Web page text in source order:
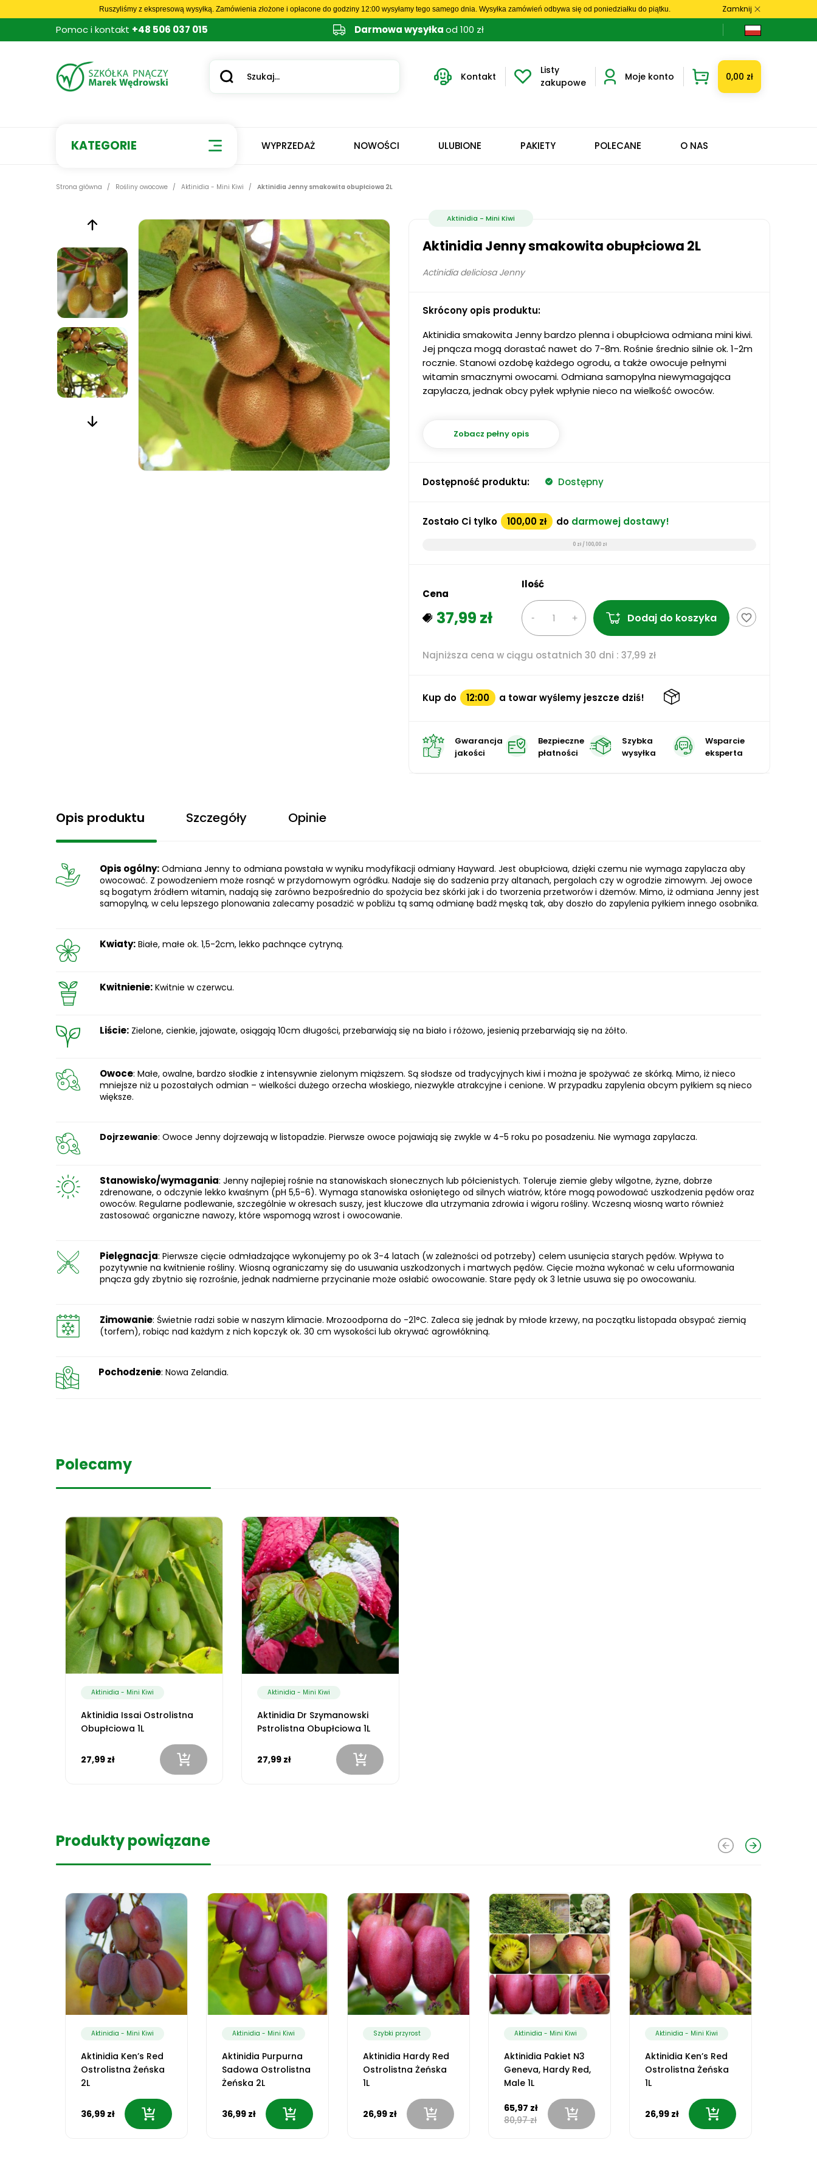
Ruszyliśmy z ekspresową wysyłką. Zamówienia złożone i opłacone do godziny 12:00 wysyłamy tego samego dnia. Wysyłka zamówień odbywa się od poniedziałku do piątku. Zamknij
Pomoc i kontakt +48 506 037 015 Darmowa wysyłkaod 100 zł
Kontakt
Listy
zakupowe
Moje konto 0,00 zł
KATEGORIE WYPRZEDAŻ NOWOŚCI ULUBIONE PAKIETY POLECANE O NAS
Strona główna Rośliny owocowe Aktinidia - Mini Kiwi Aktinidia Jenny smakowita obupłciowa 2L
Aktinidia - Mini Kiwi
Aktinidia Jenny smakowita obupłciowa 2L
Actinidia deliciosa Jenny
Skrócony opis produktu:
Aktinidia smakowita Jenny bardzo plenna i obupłciowa odmiana mini kiwi.
Jej pnącza mogą dorastać nawet do 7-8m. Rośnie średnio silnie ok. 1-2m
rocznie. Stanowi ozdobę każdego ogrodu, a także owocuje pełnymi
witamin smacznymi owocami. Odmiana samopylna niewymagająca
zapylacza, jednak obcy pyłek wpłynie nieco na wielkość owoców.
Zobacz pełny opis
Dostępność produktu: Dostępny
Zostało Ci tylko 100,00 zł do darmowej dostawy!
0 zł / 100,00 zł
Cena
37,99 zł
Ilość
Dodaj do koszyka favorite_border
Najniższa cena w ciągu ostatnich 30 dni : 37,99 zł
Kup do 12:00 a towar wyślemy jeszcze dziś!
Gwarancja
jakości
Bezpieczne
płatności
Szybka
wysyłka
Wsparcie
eksperta
Opis produktu Szczegóły Opinie
Opis ogólny: Odmiana Jenny to odmiana powstała w wyniku modyfikacji odmiany Hayward. Jest obupłciowa, dzięki czemu nie wymaga zapylacza aby
owocować. Z powodzeniem może rosnąć w przydomowym ogródku. Nadaje się do sadzenia przy altanach, pergolach czy w ogrodzie zimowym. Jej owoce
są bogatym źródłem witamin, nadają się zarówno bezpośrednio do spożycia bez skórki jak i do tworzenia przetworów i dżemów. Mimo, iż odmiana Jenny jest
samopylną, w celu lepszego plonowania zalecamy posadzić w pobliżu tą samą odmianę badź męską tak, aby doszło do zapylenia pyłkiem innego osobnika.
Kwiaty: Białe, małe ok. 1,5-2cm, lekko pachnące cytryną.
Kwitnienie: Kwitnie w czerwcu.
Liście: Zielone, cienkie, jajowate, osiągają 10cm długości, przebarwiają się na biało i różowo, jesienią przebarwiają się na żółto.
Owoce: Małe, owalne, bardzo słodkie z intensywnie zielonym miąższem. Są słodsze od tradycyjnych kiwi i można je spożywać ze skórką. Mimo, iż nieco
mniejsze niż u pozostałych odmian – wielkości dużego orzecha włoskiego, niezwykle atrakcyjne i cenione. W przypadku zapylenia obcym pyłkiem są nieco
większe.
Dojrzewanie: Owoce Jenny dojrzewają w listopadzie. Pierwsze owoce pojawiają się zwykle w 4-5 roku po posadzeniu. Nie wymaga zapylacza.
Stanowisko/wymagania: Jenny najlepiej rośnie na stanowiskach słonecznych lub półcienistych. Toleruje ziemie gleby wilgotne, żyzne, dobrze
zdrenowane, o odczynie lekko kwaśnym (pH 5,5-6). Wymaga stanowiska osłoniętego od silnych wiatrów, które mogą powodować uszkodzenia pędów oraz
owoców. Regularne podlewanie, szczególnie w okresach suszy, jest kluczowe dla utrzymania zdrowia i wigoru rośliny. Wczesną wiosną warto również
zastosować organiczne nawozy, które wspomogą wzrost i owocowanie.
Pielęgnacja: Pierwsze cięcie odmładzające wykonujemy po ok 3-4 latach (w zależności od potrzeby) celem usunięcia starych pędów. Wpływa to
pozytywnie na kwitnienie rośliny. Wiosną ograniczamy się do usuwania uszkodzonych i martwych pędów. Cięcie można wykonać w celu uformowania
pnącza gdy zbytnio się rozrośnie, jednak nadmierne przycinanie może osłabić owocowanie. Stare pędy ok 3 letnie usuwa się po owocowaniu.
Zimowanie: Świetnie radzi sobie w naszym klimacie. Mrozoodporna do -21°C. Zaleca się jednak by młode krzewy, na początku listopada obsypać ziemią
(torfem), robiąc nad każdym z nich kopczyk ok. 30 cm wysokości lub okrywać agrowłókniną.
Pochodzenie: Nowa Zelandia.
Polecamy
Aktinidia - Mini Kiwi
Aktinidia Issai Ostrolistna
Obupłciowa 1L
27,99 zł
Aktinidia - Mini Kiwi
Aktinidia Dr Szymanowski
Pstrolistna Obupłciowa 1L
27,99 zł
Produkty powiązane
Aktinidia - Mini Kiwi
Aktinidia Ken’s Red
Ostrolistna Żeńska
2L
36,99 zł
Aktinidia - Mini Kiwi
Aktinidia Purpurna
Sadowa Ostrolistna
Żeńska 2L
36,99 zł
Szybki przyrost
Aktinidia Hardy Red
Ostrolistna Żeńska
1L
26,99 zł
Aktinidia - Mini Kiwi
Aktinidia Pakiet N3
Geneva, Hardy Red,
Male 1L
65,97 zł
80,97 zł
Aktinidia - Mini Kiwi
Aktinidia Ken’s Red
Ostrolistna Żeńska
1L
26,99 zł